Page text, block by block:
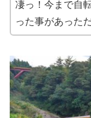
凄っ！今まで自
った事があった